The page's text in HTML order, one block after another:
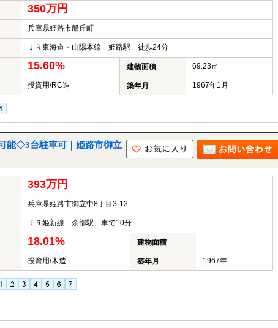
350万円
兵庫県姫路市船丘町
ＪＲ東海道・山陽本線 姫路駅 徒歩24分
15.60% 建物面積 69.23㎡
投資用/RC造 築年月 1967年1月
能◇3台駐車可｜姫路市御立
393万円
兵庫県姫路市御立中8丁目3-13
ＪＲ姫新線 余部駅 車で10分
18.01% 建物面積 -
投資用/木造 築年月 1967年